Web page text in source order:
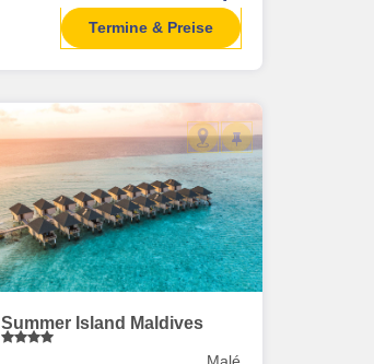
Termine & Preise
Summer Island Maldives
Malé